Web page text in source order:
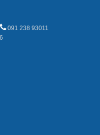
091 238 93011